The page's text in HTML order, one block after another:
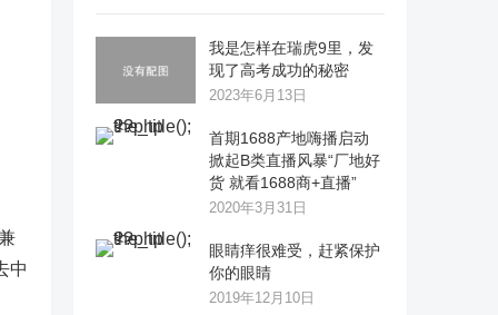
中
我是怎样在瑞虎9里，发
现了高考成功的秘密
2023年6月13日
首期1688产地嗨播启动
掀起B类直播风暴“厂地好
货 就看1688商+直播”
2020年3月31日
眼睛痒很难受，赶紧保护
你的眼睛
2019年12月10日